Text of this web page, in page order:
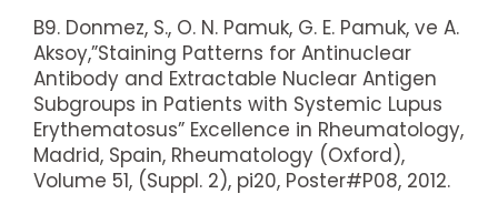
B9. Donmez, S., O. N. Pamuk, G. E. Pamuk, ve A.
Aksoy,”Staining Patterns for Antinuclear
Antibody and Extractable Nuclear Antigen
Subgroups in Patients with Systemic Lupus
Erythematosus” Excellence in Rheumatology,
Madrid, Spain, Rheumatology (Oxford),
Volume 51, (Suppl. 2), pi20, Poster#P08, 2012.